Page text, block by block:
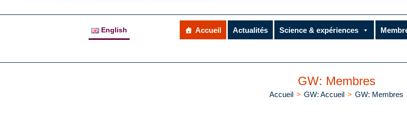
English Accueil Actualités Science & expériences
GW: Membres
Accueil > GW: Accueil > GW: Membres